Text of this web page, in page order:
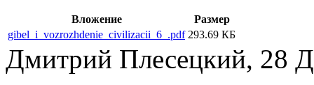
Вложение
Размер
gibel_i_vozrozhdenie_civilizacii_6_.pdf 293.69 КБ
Дмитрий Плесецкий, 28